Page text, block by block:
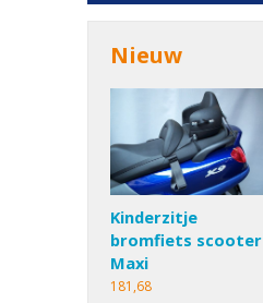
Nieuw
Kinderzitje
bromfiets scooter
Maxi
181,68